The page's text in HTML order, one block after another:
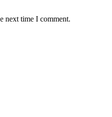
next time I comment.